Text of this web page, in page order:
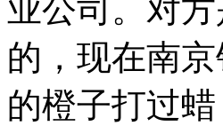
业公司。对
的，现在南
的橙子打过